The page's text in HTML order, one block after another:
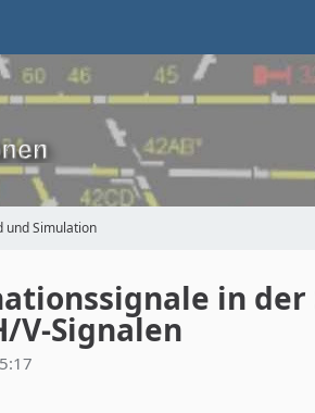
und Simulation
in
V-Signalen